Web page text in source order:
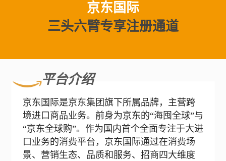
京东国际
三头六臂专享注册通道
平台介绍
京东国际是京东集团旗下所属品牌，主营跨
境进口商品业务。前身为京东的“海囤全球”与
“京东全球购”。作为国内首个全面专注于大进
口业务的消费平台，京东国际通过在消费场
景、营销生态、品质和服务、招商四大维度